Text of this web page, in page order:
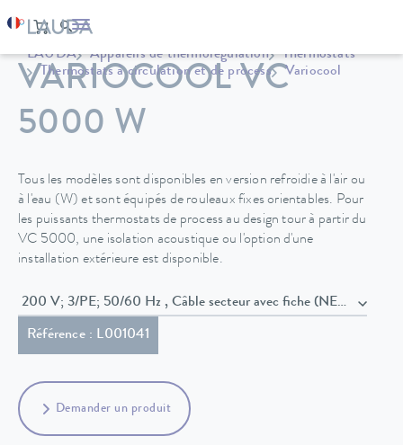
LAUDA Appareils de thermorégulation
Thermostats
Thermostats à circulation et de process
Variocool
VARIOCOOL VC
5000 W
Tous les modèles sont disponibles en version refroidie à l'air ou
à l'eau (W) et sont équipés de rouleaux fixes orientables. Pour
les puissants thermostats de process au design tour à partir du
VC 5000, une isolation acoustique ou l'option d'une
installation extérieure est disponible.
200 V; 3/PE; 50/60 Hz , Câble secteur avec fiche (NEMA
Référence : L001041
Demander un produit